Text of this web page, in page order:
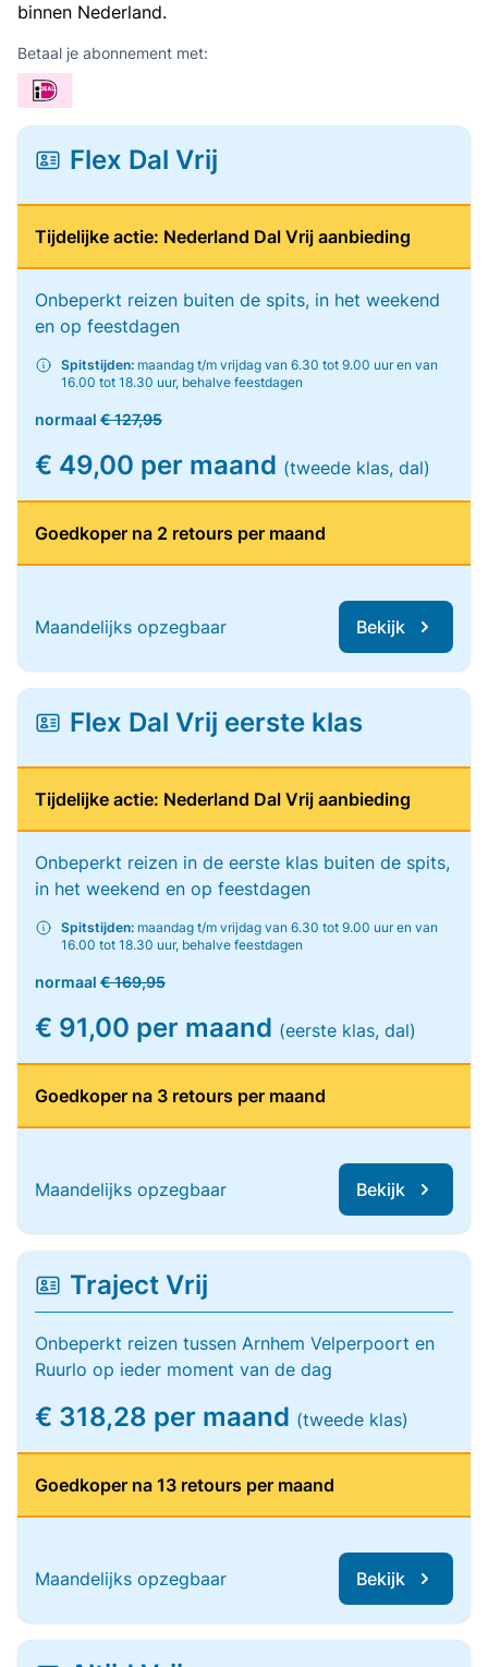
binnen Nederland.
Betaal je abonnement met:
Flex Dal Vrij
Tijdelijke actie: Nederland Dal Vrij aanbieding
Onbeperkt reizen buiten de spits, in het weekend
en op feestdagen
Spitstijden: maandag t/m vrijdag van 6.30 tot 9.00 uur en van
16.00 tot 18.30 uur, behalve feestdagen
normaal € 127,95
€ 49,00 per maand (tweede klas, dal)
Goedkoper na 2 retours per maand
Maandelijks opzegbaar Bekijk
Flex Dal Vrij eerste klas
Tijdelijke actie: Nederland Dal Vrij aanbieding
Onbeperkt reizen in de eerste klas buiten de spits,
in het weekend en op feestdagen
Spitstijden: maandag t/m vrijdag van 6.30 tot 9.00 uur en van
16.00 tot 18.30 uur, behalve feestdagen
normaal € 169,95
€ 91,00 per maand (eerste klas, dal)
Goedkoper na 3 retours per maand
Maandelijks opzegbaar Bekijk
Traject Vrij
Onbeperkt reizen tussen Arnhem Velperpoort en
Ruurlo op ieder moment van de dag
€ 318,28 per maand (tweede klas)
Goedkoper na 13 retours per maand
Maandelijks opzegbaar Bekijk